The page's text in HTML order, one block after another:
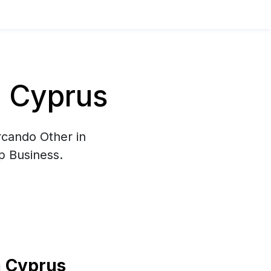
Cyprus
Other in
Business.
Cyprus